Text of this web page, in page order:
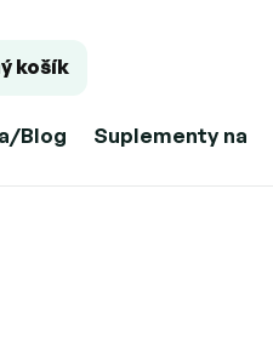
košík
Blog Suplementy na